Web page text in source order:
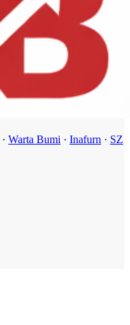
· Warta Bumi · Inafurn · SZ